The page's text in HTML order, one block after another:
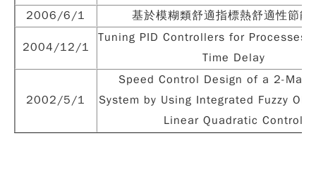
2006/6/1 基於模糊類舒適指標熱舒適性節能
2004/12/1
Tuning PID Controllers for Processes
Time Delay
2002/5/1
Speed Control Design of a 2-
System by Using Integrated Fuzzy
Linear Quadratic Control